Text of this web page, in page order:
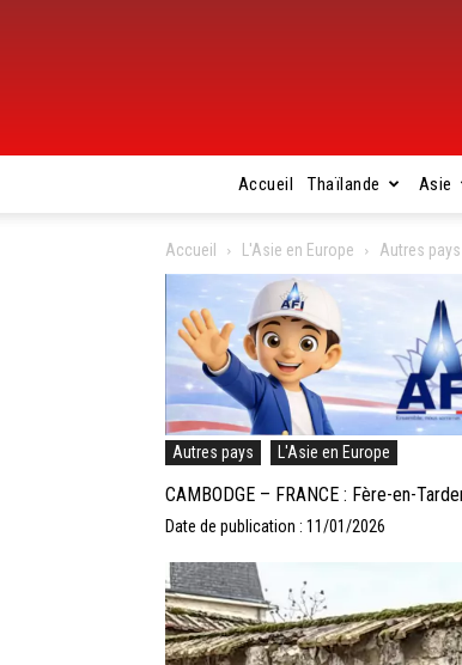
Accueil Thaïlande Asie
Accueil L'Asie en Europe Autres pays
Autres pays L'Asie en Europe
CAMBODGE – FRANCE : Fère-en-
Date de publication : 11/01/2026